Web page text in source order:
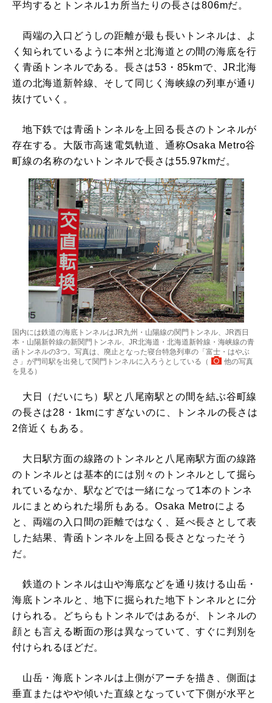
平均するとトンネル1カ所当たりの長さは806mだ。
両端の入口どうしの距離が最も長いトンネルは、よ
く知られているように本州と北海道との間の海底を行
く青函トンネルである。長さは53・85kmで、JR北海
道の北海道新幹線、そして同じく海峡線の列車が通り
抜けていく。
地下鉄では青函トンネルを上回る長さのトンネルが
存在する。大阪市高速電気軌道、通称Osaka Metro谷
町線の名称のないトンネルで長さは55.97kmだ。
国内には鉄道の海底トンネルはJR九州・山陽線の関門トンネル、JR西日
本・山陽新幹線の新関門トンネル、JR北海道・北海道新幹線・海峡線の青
函トンネルの3つ。写真は、廃止となった寝台特急列車の「富士・はやぶ
さ」が門司駅を出発して関門トンネルに入ろうとしている（
他の写真
を見る ）
大日（だいにち）駅と八尾南駅との間を結ぶ谷町線
の長さは28・1kmにすぎないのに、トンネルの長さは
2倍近くもある。
大日駅方面の線路のトンネルと八尾南駅方面の線路
のトンネルとは基本的には別々のトンネルとして掘ら
れているなか、駅などでは一緒になって1本のトンネ
ルにまとめられた場所もある。Osaka Metroによる
と、両端の入口間の距離ではなく、延べ長さとして表
した結果、青函トンネルを上回る長さとなったそう
だ。
鉄道のトンネルは山や海底などを通り抜ける山岳・
海底トンネルと、地下に掘られた地下トンネルとに分
けられる。どちらもトンネルではあるが、トンネルの
顔とも言える断面の形は異なっていて、すぐに判別を
付けられるほどだ。
山岳・海底トンネルは上側がアーチを描き、側面は
垂直またはやや傾いた直線となっていて下側が水平と